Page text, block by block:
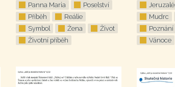
Panna Maria
Poselství
Příběh
Reálie
Symbol
Žena
Život
Životní příběh
Mudrc
Poznání
Vánoce